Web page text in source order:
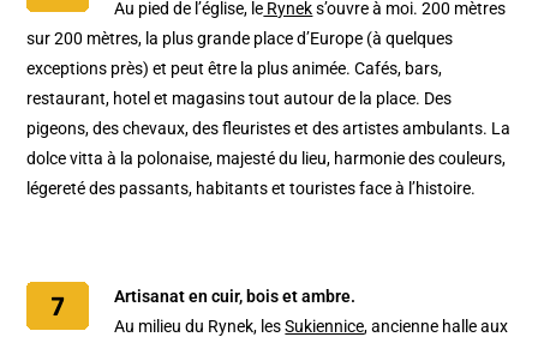
Au pied de l’église, le Ryneks’ouvre à moi. 200 mètres
sur 200 mètres, la plus grande place d’Europe (à quelques
exceptions près) et peut être la plus animée. Cafés, bars,
restaurant, hotel et magasins tout autour de la place. Des
pigeons, des chevaux, des fleuristes et des artistes ambulants. La
dolce vitta à la polonaise, majesté du lieu, harmonie des couleurs,
légereté des passants, habitants et touristes face à l’histoire.
Artisanat en cuir, bois et ambre.
Au milieu du Rynek, lesSukiennice, ancienne halle aux